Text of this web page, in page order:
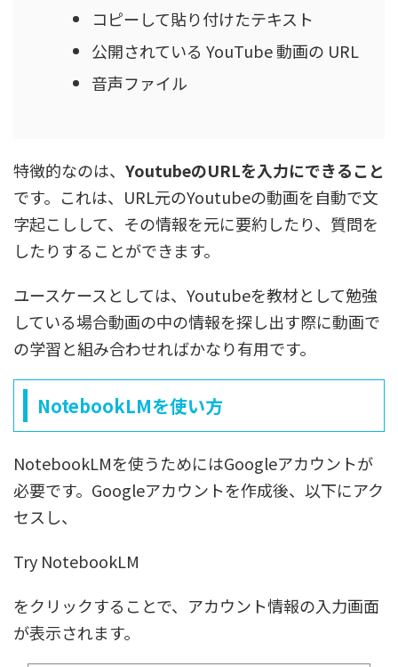
コピーして貼り付けたテキスト
公開されている YouTube 動画の URL
音声ファイル
特徴的なのは、 YoutubeのURLを入力にできること
です。これは、URL元のYoutubeの動画を自動で文
字起こしして、その情報を元に要約したり、質問を
したりすることができます。
ユースケースとしては、Youtubeを教材として勉強
している場合動画の中の情報を探し出す際に動画で
の学習と組み合わせればかなり有用です。
NotebookLMを使い方
NotebookLMを使うためにはGoogleアカウントが
必要です。Googleアカウントを作成後、以下にアク
セスし、
Try NotebookLM
をクリックすることで、アカウント情報の入力画面
が表示されます。